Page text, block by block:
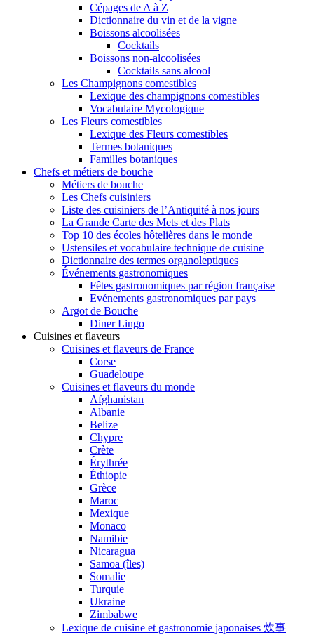
Cépages de A à Z
Dictionnaire du vin et de la vigne
Boissons alcoolisées
Cocktails
Boissons non-alcoolisées
Cocktails sans alcool
Les Champignons comestibles
Lexique des champignons comestibles
Vocabulaire Mycologique
Les Fleurs comestibles
Lexique des Fleurs comestibles
Termes botaniques
Familles botaniques
Chefs et métiers de bouche
Métiers de bouche
Les Chefs cuisiniers
Liste des cuisiniers de l’Antiquité à nos jours
La Grande Carte des Mets et des Plats
Top 10 des écoles hôtelières dans le monde
Ustensiles et vocabulaire technique de cuisine
Dictionnaire des termes organoleptiques
Événements gastronomiques
Fêtes gastronomiques par région française
Evénements gastronomiques par pays
Argot de Bouche
Diner Lingo
Cuisines et flaveurs
Cuisines et flaveurs de France
Corse
Guadeloupe
Cuisines et flaveurs du monde
Afghanistan
Albanie
Belize
Chypre
Crète
Érythrée
Éthiopie
Grèce
Maroc
Mexique
Monaco
Namibie
Nicaragua
Samoa (îles)
Somalie
Turquie
Ukraine
Zimbabwe
Lexique de cuisine et gastronomie japonaises 炊事